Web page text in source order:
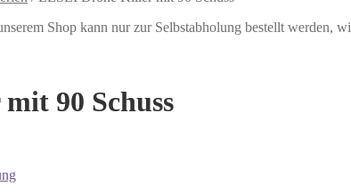
Shop kann nur zur Selbstabholung bestellt werden,
90 Schuss